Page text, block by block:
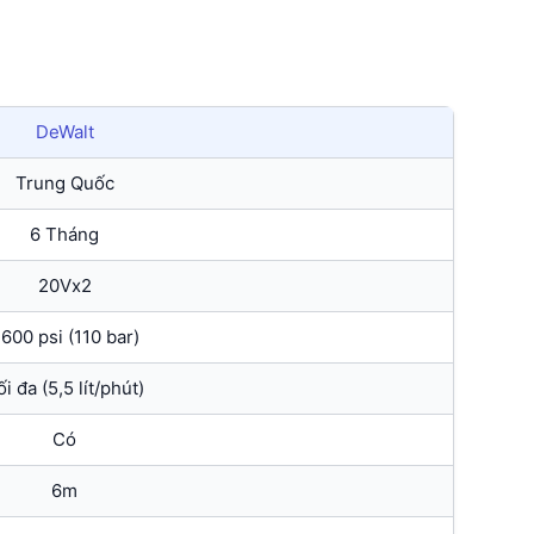
DeWalt
Trung Quốc
6 Tháng
20Vx2
psi (110 bar)
đa (5,5 lít/phút)
Có
6m